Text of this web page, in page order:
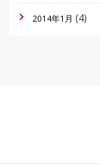
2014年1月 (4)